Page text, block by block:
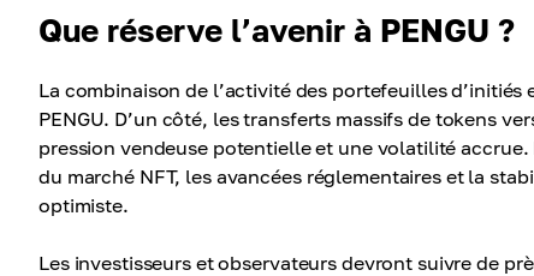
Que réserve l’avenir à PENGU ?
La combinaison de l’activité des portefeuilles
PENGU. D’un côté, les transferts massifs de tokens
pression vendeuse potentielle et une volatilité
du marché NFT, les avancées réglementaires et la
optimiste.
Les investisseurs et observateurs devront suivre de